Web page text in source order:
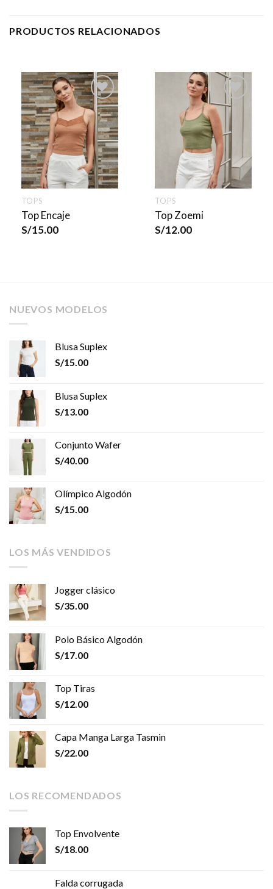
PRODUCTOS RELACIONADOS
TOPS
Top Encaje
S/15.00
TOPS
Top Zoemi
S/12.00
NUEVOS MODELOS
Blusa Suplex
S/15.00
Blusa Suplex
S/13.00
Conjunto Wafer
S/40.00
Olímpico Algodón
S/15.00
LOS MÁS VENDIDOS
Jogger clásico
S/35.00
Polo Básico Algodón
S/17.00
Top Tiras
S/12.00
Capa Manga Larga Tasmin
S/22.00
LOS RECOMENDADOS
Top Envolvente
S/18.00
Falda corrugada